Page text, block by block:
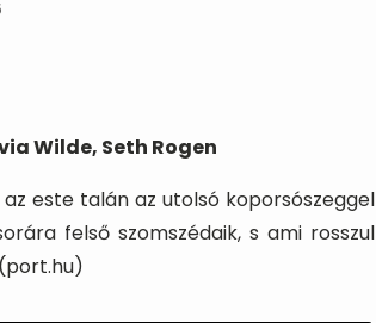
Wilde, Seth Rogen
este talán az utolsó koporsószeggel
felső szomszédaik, s ami rosszul